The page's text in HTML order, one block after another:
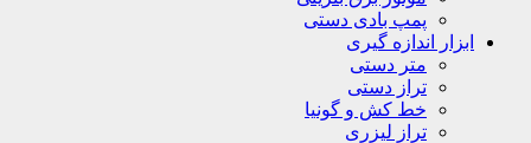
پمپ بادی دستی
ابزار اندازه گیری
متر دستی
تراز دستی
خط کش و گونیا
تراز لیزری